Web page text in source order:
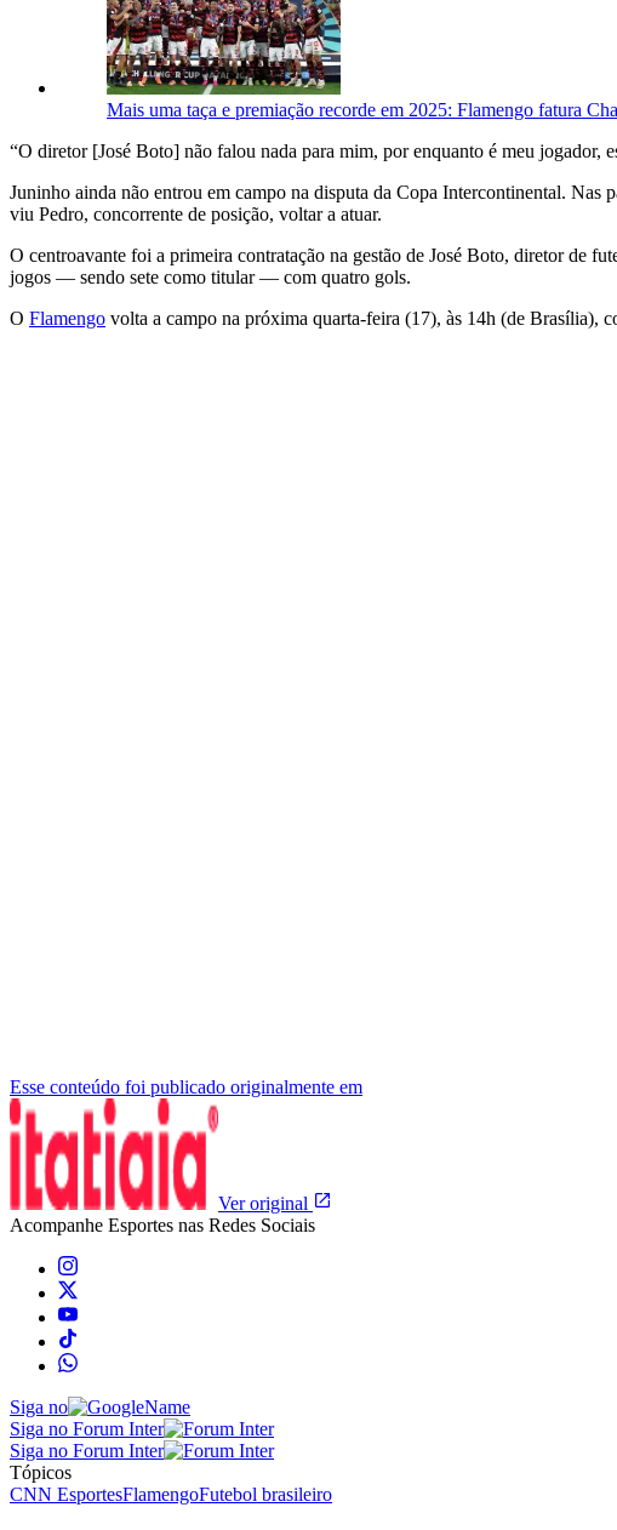
Mais uma taça e premiação recorde em 2025: Flamengo fatura
“O diretor [José Boto] não falou nada para mim, por enquanto é meu
Juninho ainda não entrou em campo na disputa da Copa Intercontinental.
viu Pedro, concorrente de posição, voltar a atuar.
O centroavante foi a primeira contratação na gestão de José Boto, diretor de
jogos — sendo sete como titular — com quatro gols.
O Flamengo volta a campo na próxima quarta-feira (17), às 14h (de Brasília),
Esse conteúdo foi publicado originalmente em
Ver original
Acompanhe Esportes nas Redes Sociais
Siga no
Siga no Forum Inter
Siga no Forum Inter
Tópicos
CNN EsportesFlamengoFutebol brasileiro